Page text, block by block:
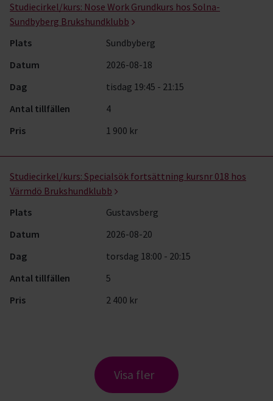
Studiecirkel/kurs: Nose Work Grundkurs hos Solna-
Sundbyberg Brukshundklubb
Plats
Sundbyberg
Datum
2026-08-18
Dag
tisdag 19:45 - 21:15
Antal tillfällen
4
Pris
1 900 kr
Studiecirkel/kurs: Specialsök fortsättning kursnr 018 hos
Värmdö Brukshundklubb
Plats
Gustavsberg
Datum
2026-08-20
Dag
torsdag 18:00 - 20:15
Antal tillfällen
5
Pris
2 400 kr
Visa fler